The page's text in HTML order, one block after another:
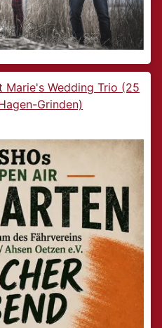
Marie's Wedding Trio (25
Grinden)